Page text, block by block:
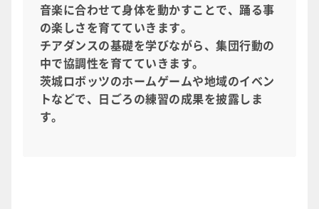
音楽に合わせて身体を動かすことで、踊る事
の楽しさを育てていきます。
チアダンスの基礎を学びながら、集団行動の
中で協調性を育てていきます。
茨城ロボッツのホームゲームや地域のイベン
トなどで、日ごろの練習の成果を披露しま
す。